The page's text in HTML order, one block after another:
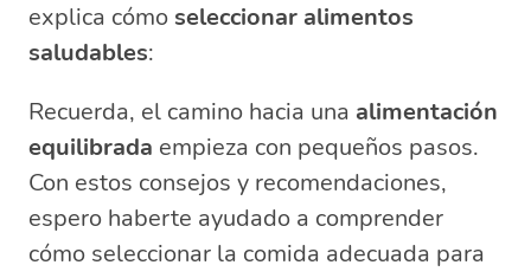
explica cómo seleccionar alimentos
saludables:
Recuerda, el camino hacia una alimentación
equilibrada empieza con pequeños pasos.
Con estos consejos y recomendaciones,
espero haberte ayudado a comprender
cómo seleccionar la comida adecuada para